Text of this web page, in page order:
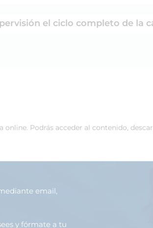
el ciclo completo de la
Podrás acceder al contenido,
email,
y fórmate a tu